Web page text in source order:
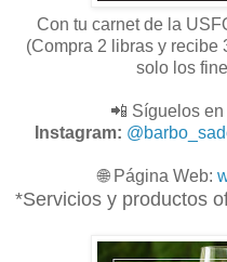
Con tu carnet de la
(Compra 2 libras y recibe
solo los
📲 Síguelos
Instagram:
🌐 Página Web:
*Servicios y productos